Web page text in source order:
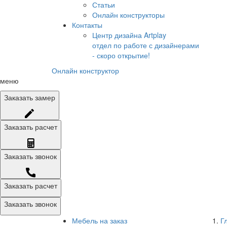
Статьи
Онлайн конструкторы
Контакты
Центр дизайна Artplay
отдел по работе с дизайнерами
- скоро открытие!
Онлайн конструктор
меню
Заказать замер
Заказать расчет
Заказать звонок
Заказать расчет
Заказать звонок
Мебель на заказ